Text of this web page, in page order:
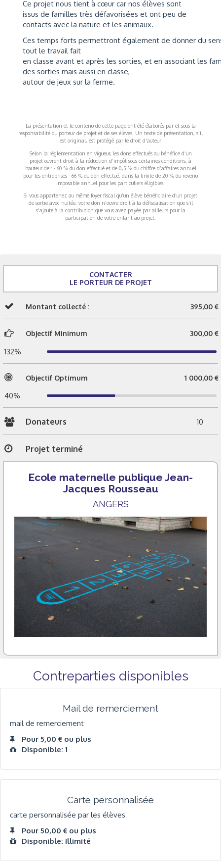
Ce projet nous tient à cœur car nos élèves sont
issus de familles très défavorisées et ont peu de
contacts avec la nature et les animaux.
Ces temps forts permettront également de donner du
tout le travail fait
en classe avant et après les sorties, et en associant les
des sorties mais aussi en classe,
autour de jeux sur la ferme.
La présentation et le contenu de cette page ont été élaborés par et sous la
responsabilité du porteur de projet et de ses élèves. Un texte de présentation, s'il
est original, est protégé par le droit d'auteur
Selon la réglementation en vigueur, les dons effectués au bénéfice d’un
projet ouvrent droit à la réduction d’impôt sous certaines conditions, à
hauteur de : - 60 % du don effectué et de 0,5 % du chiffre d’affaires annuel
pour les entreprises - 66 % du don effectué, dans la limite de 20 % du revenu
imposable annuel pour les particuliers éligibles.
Si vous appartenez au même foyer fiscal qu’un élève bénéficiaire d’un projet
de sortie avec nuitée, votre don n’ouvre droit à la défiscalisation que s’il
s’ajoute à la contribution que vous avez payée par ailleurs pour la
participation de votre enfant au projet.
CONTACTER
LE PORTEUR DE PROJET
Montant collecté : 395,00 €
Objectif Minimum 300,00 €
132%
Objectif Optimum 1 000,00 €
40%
Donateurs 10
Projet terminé
Ecole maternelle publique Jean-
Jacques Rousseau
ANGERS
Contreparties disponibles
Mail de remerciement
mail de remerciement
Pour 5,00 € ou plus
Disponible: 1
Carte personnalisée
carte personnalisée par les élèves
Pour 50,00 € ou plus
Disponible: Illimité